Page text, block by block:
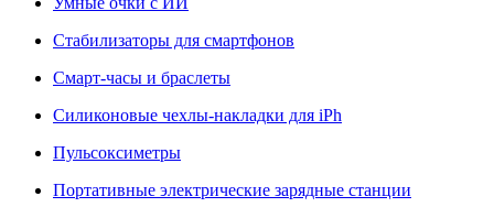
Стабилизаторы для смартфонов
Смарт-часы и браслеты
Силиконовые чехлы-накладки для iPh
Пульсоксиметры
Портативные электрические зарядные станции